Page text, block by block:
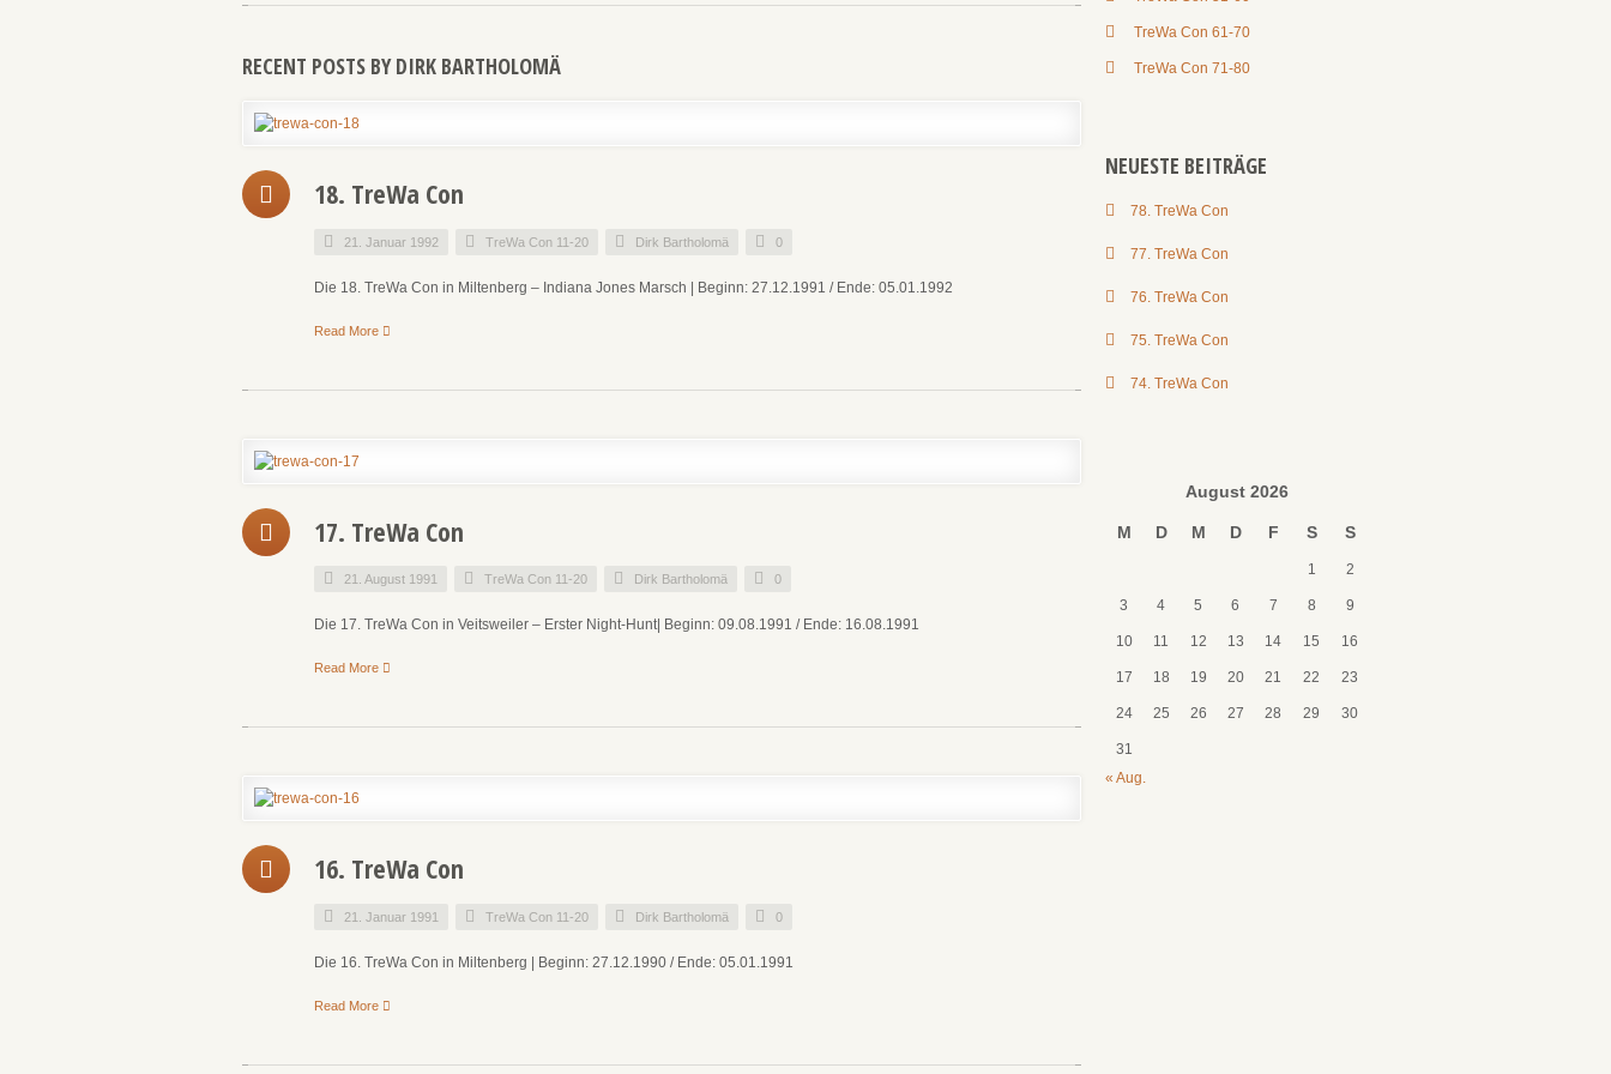
RECENT POSTS BY DIRK BARTHOLOMÄ
18. TreWa Con
21. Januar 1992 TreWa Con 11-20 Dirk Bartholomä 0
Die 18. TreWa Con in Miltenberg – Indiana Jones Marsch | Beginn: 27.12.1991 / Ende: 05.01.1992
Read More
17. TreWa Con
21. August 1991 TreWa Con 11-20 Dirk Bartholomä 0
Die 17. TreWa Con in Veitsweiler – Erster Night-Hunt| Beginn: 09.08.1991 / Ende: 16.08.1991
Read More
16. TreWa Con
21. Januar 1991 TreWa Con 11-20 Dirk Bartholomä 0
Die 16. TreWa Con in Miltenberg | Beginn: 27.12.1990 / Ende: 05.01.1991
Read More
TreWa Con 61-70
TreWa Con 71-80
NEUESTE BEITRÄGE
78. TreWa Con
77. TreWa Con
76. TreWa Con
75. TreWa Con
74. TreWa Con
August 2026
M D M D F S S
1 2
3 4 5 6 7 8 9
10 11 12 13 14 15 16
17 18 19 20 21 22 23
24 25 26 27 28 29 30
31
« Aug.